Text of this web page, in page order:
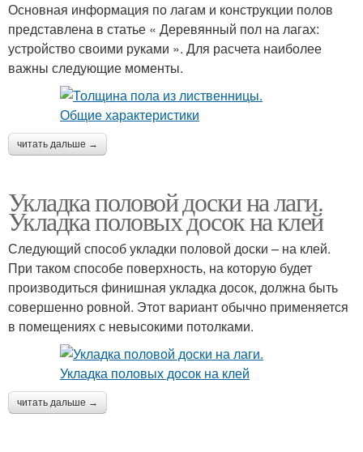
Основная информация по лагам и конструкции полов
представлена в статье « Деревянный пол на лагах:
устройство своими руками ». Для расчета наиболее
важны следующие моменты.
читать дальше →
Укладка половой доски на лаги.
Укладка половых досок на клей
Следующий способ укладки половой доски – на клей.
При таком способе поверхность, на которую будет
производиться финишная укладка досок, должна быть
совершенно ровной. Этот вариант обычно применяется
в помещениях с невысокими потолками.
читать дальше →